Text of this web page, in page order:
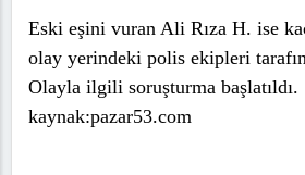
Eski eşini vuran Ali Rıza H. ise
olay yerindeki polis ekipleri
Olayla ilgili soruşturma başlatıldı.
kaynak:pazar53.com